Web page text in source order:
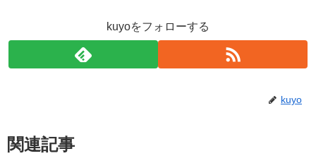
kuyoをフォローする
kuyo
関連記事